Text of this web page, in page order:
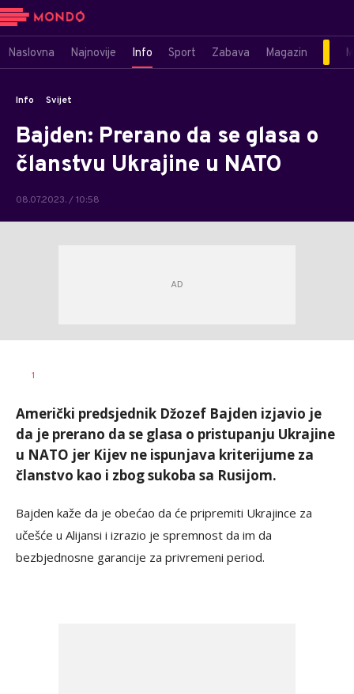
Naslovna Najnovije Info Sport Zabava Magazin
Info Svijet
Bajden: Prerano da se glasa o
članstvu Ukrajine u NATO
08.07.2023. / 10:58
AUTOR
1
Američki predsjednik Džozef Bajden izjavio je
da je prerano da se glasa o pristupanju Ukrajine
u NATO jer Kijev ne ispunjava kriterijume za
članstvo kao i zbog sukoba sa Rusijom.
Bajden kaže da je obećao da će pripremiti Ukrajince za
učešće u Alijansi i izrazio je spremnost da im da
bezbjednosne garancije za privremeni period.